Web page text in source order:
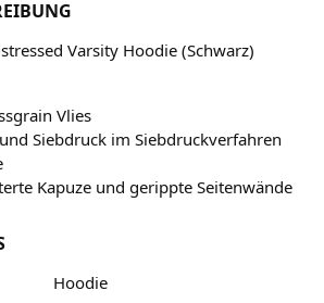
Varsity Hoodie (Schwarz)
Vlies
Siebdruck im Siebdruckverfahren
Kapuze und gerippte Seitenwände
Hoodie